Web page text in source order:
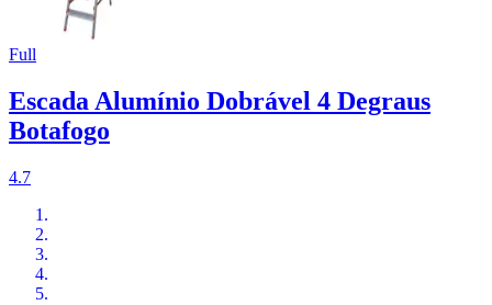
Full
Escada Alumínio Dobrável 4 Degraus
Botafogo
4.7